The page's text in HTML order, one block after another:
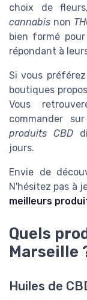
choix de
cannabis non
bien formé
répondant à
Si vous
boutiques
Vous
commander
produits CBD
jours.
Envie de
N'hésitez pas à
meilleurs
Quels
Marseille
Huiles de